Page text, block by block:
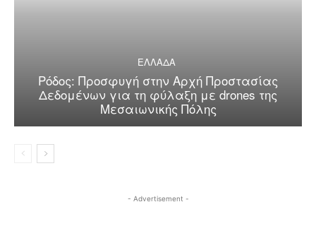
ΕΛΛΑΔΑ
Ρόδος: Προσφυγή στην Αρχή Προστασίας
Δεδομένων για τη φύλαξη με drones της
Μεσαιωνικής Πόλης
- Advertisement -